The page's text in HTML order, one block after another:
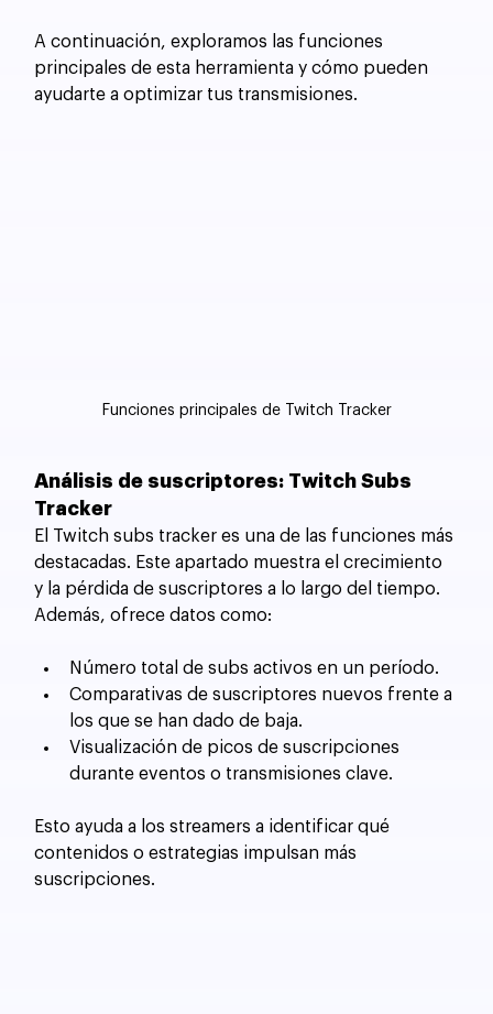
A continuación, exploramos las funciones
principales de esta herramienta y cómo pueden
ayudarte a optimizar tus transmisiones.
Funciones principales de Twitch Tracker
Análisis de suscriptores: Twitch Subs
Tracker
El Twitch subs tracker es una de las funciones más
destacadas. Este apartado muestra el crecimiento
y la pérdida de suscriptores a lo largo del tiempo.
Además, ofrece datos como:
Número total de subs activos en un período.
Comparativas de suscriptores nuevos frente a
los que se han dado de baja.
Visualización de picos de suscripciones
durante eventos o transmisiones clave.
Esto ayuda a los streamers a identificar qué
contenidos o estrategias impulsan más
suscripciones.